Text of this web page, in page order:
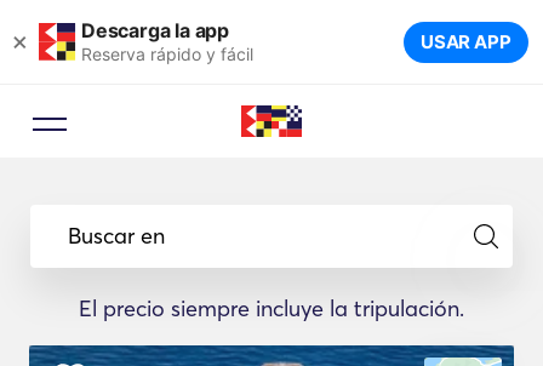
× Descarga la app
Reserva rápido y fácil USAR APP
Buscar en
El precio siempre incluye la tripulación.